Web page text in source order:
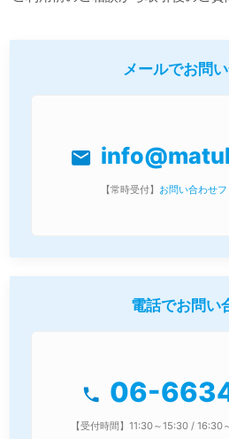
メールでお問
mail
【常時受付】 お問い合わせ
電話でお問い
phone 06-
【受付時間】11:30～15:30 /